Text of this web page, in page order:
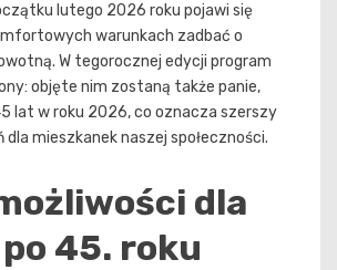
lutego 2026 roku pojawi się
warunkach zadbać o
W tegorocznej edycji program
objęte nim zostaną także panie,
lat w roku 2026, co oznacza szerszy
dla mieszkanek naszej społeczności.
dla
45. roku